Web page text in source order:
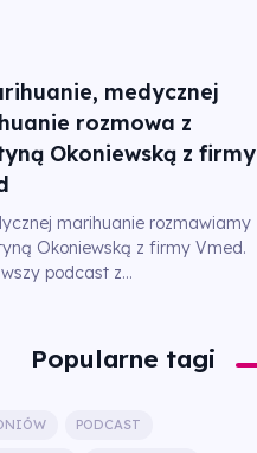
medycznej
rozmowa z
Okoniewską z firmy
marihuanie rozmawiamy
Okoniewską z firmy Vmed.
podcast z...
Popularne tagi
PODCAST